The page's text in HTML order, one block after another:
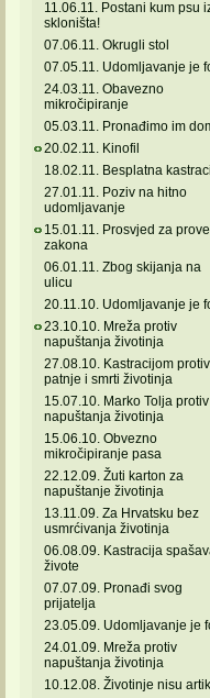
11.06.11. Postani kum psu
skloništa!
07.06.11. Okrugli stol
07.05.11. Udomljavanje je
24.03.11. Obavezno
mikročipiranje
05.03.11. Pronađimo im
20.02.11. Kinofil
18.02.11. Besplatna
27.01.11. Poziv na hitno
udomljavanje
15.01.11. Prosvjed za
zakona
06.01.11. Zbog skijanja na
ulicu
20.11.10. Udomljavanje je
23.10.10. Mreža protiv
napuštanja životinja
27.08.10. Kastracijom protiv
patnje i smrti životinja
15.07.10. Marko Tolja protiv
napuštanja životinja
15.06.10. Obvezno
mikročipiranje pasa
22.12.09. Žuti karton za
napuštanje životinja
13.11.09. Za Hrvatsku bez
usmrćivanja životinja
06.08.09. Kastracija
živote
07.07.09. Pronađi svog
prijatelja
23.05.09. Udomljavanje je
24.01.09. Mreža protiv
napuštanja životinja
10.12.08. Životinje nisu